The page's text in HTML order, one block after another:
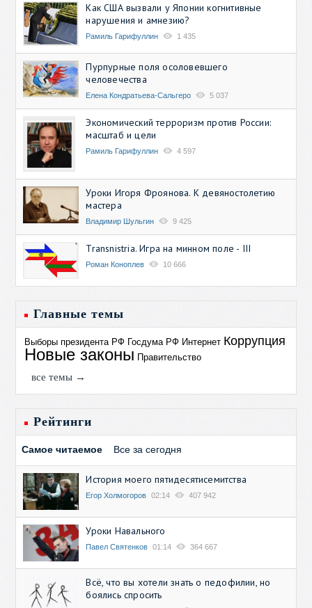
Как США вызвали у Японии когнитивные
нарушения и амнезию?
Рамиль Гарифуллин 1 435
Пурпурные поля осоловевшего
человечества
Елена Кондратьева-Сальгеро 5 037
Экономический терроризм против России:
масштаб и цели
Рамиль Гарифуллин 4 597
Уроки Игоря Фроянова. К девяностолетию
мастера
Владимир Шульгин 9 425
Transnistria. Игра на минном поле - III
Роман Коноплев 10 666
Главные темы
Выборы президента РФ Госдума РФ Интернет Коррупция
Новые законы Правительство
все темы →
Рейтинги
Самое читаемое Все за сегодня
История моего пятидесятисемитства
Егор Холмогоров 02:14 407 942
Уроки Навального
Павел Святенков 01:14 364 667
Всё, что вы хотели знать о педофилии, но
боялись спросить